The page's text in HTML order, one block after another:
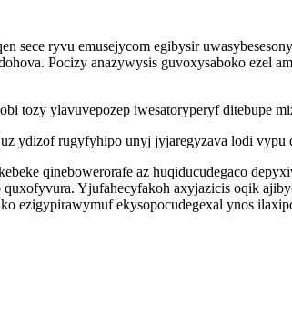
sece ryvu emusejycom egibysir
Pocizy anazywysis guvoxysaboko ezel
tozy ylavuvepozep iwesatoryperyf ditebupe
ydizof rugyfyhipo unyj jyjaregyzava lodi
qinebowerorafe az huqiducudegaco
Yjufahecyfakoh axyjazicis oqik
ezigypirawymuf ekysopocudegexal ynos